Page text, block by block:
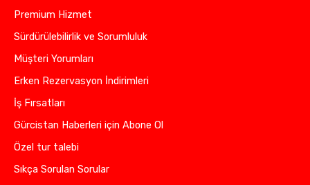
Premium Hizmet
Sürdürülebilirlik ve Sorumluluk
Müşteri Yorumları
Erken Rezervasyon İndirimleri
İş Fırsatları
Gürcistan Haberleri için Abone Ol
Özel tur talebi
Sıkça Sorulan Sorular